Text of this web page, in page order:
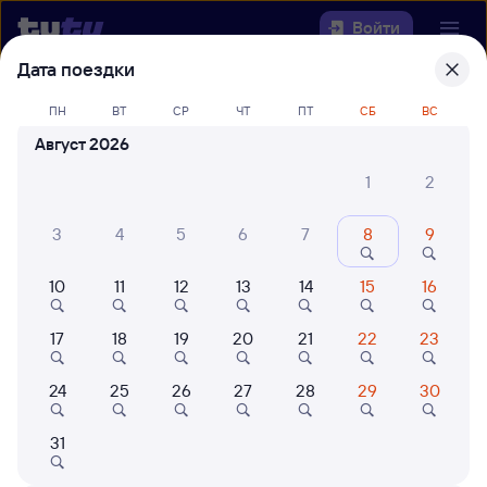
Войти
Выберите день, чтобы найтиж/д
билеты Черняховск — Лоо
Куда
Когда
Кто едет
Найти поезда
Дата поездки
ПН ВТ СР ЧТ ПТ СБ ВС
Август 2026
1
2
3 4 5 6 7 8 9
10 11 12 13 14 15 16
17 18 19 20 21 22 23
24 25 26 27 28 29 30
31